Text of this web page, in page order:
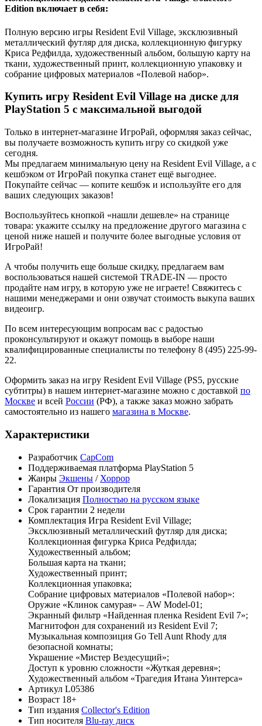
Edition включает в себя:
Полную версию игры Resident Evil Village, эксклюзивный
металлический футляр для диска, коллекционную фигурку
Криса Редфилда, художественный альбом, большую карту на
ткани, художественный принт, коллекционную упаковку и
собрание цифровых материалов «Полевой набор».
Купить игру Resident Evil Village на диске для
PlayStation 5 с максимальной выгодой
Только в интернет-магазине ИгроРай, оформляя заказ сейчас,
вы получаете возможность купить игру со скидкой уже
сегодня.
Мы предлагаем минимальную цену на Resident Evil Village, а с
кешбэком от ИгроРай покупка станет ещё выгоднее.
Покупайте сейчас — копите кешбэк и используйте его для
ваших следующих заказов!
Воспользуйтесь кнопкой «нашли дешевле» на странице
товара: укажите ссылку на предложение другого магазина с
ценой ниже нашей и получите более выгодные условия от
ИгроРай!
А чтобы получить еще больше скидку, предлагаем вам
воспользоваться нашей системой TRADE-IN — просто
продайте нам игру, в которую уже не играете! Свяжитесь с
нашими менеджерами и они озвучат стоимость выкупа ваших
видеоигр.
По всем интересующим вопросам вас с радостью
проконсультируют и окажут помощь в выборе наши
квалифицированные специалисты по телефону 8 (495) 225-99-
22.
Оформить заказ на игру Resident Evil Village (PS5, русские
субтитры) в нашем интернет-магазине можно с доставкой по
Москве и всей России (РФ), а также заказ можно забрать
самостоятельно из нашего магазина в Москве.
Характеристики
Разработчик CapCom
Поддерживаемая платформа PlayStation 5
Жанры Экшены / Хоррор
Гарантия От производителя
Локализация Полностью на русском языке
Срок гарантии 2 недели
Комплектация Игра Resident Evil Village;
Эксклюзивный металлический футляр для диска;
Коллекционная фигурка Криса Редфилда;
Художественный альбом;
Большая карта на ткани;
Художественный принт;
Коллекционная упаковка;
Собрание цифровых материалов «Полевой набор»:
Оружие «Клинок самурая» – AW Model-01;
Экранный фильтр «Найденная пленка Resident Evil 7»;
Магнитофон для сохранений из Resident Evil 7;
Музыкальная композиция Go Tell Aunt Rhody для
безопасной комнаты;
Украшение «Мистер Вездесущий»;
Доступ к уровню сложности «Жуткая деревня»;
Художественный альбом «Трагедия Итана Уинтерса»
Артикул L05386
Возраст 18+
Тип издания Collector's Edition
Тип носителя Blu-ray диск